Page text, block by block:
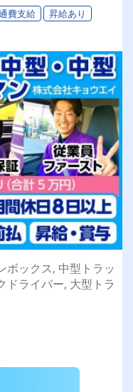
費支給
昇給あり
ボックス, 中型トラッ
ドライバー, 大型トラ